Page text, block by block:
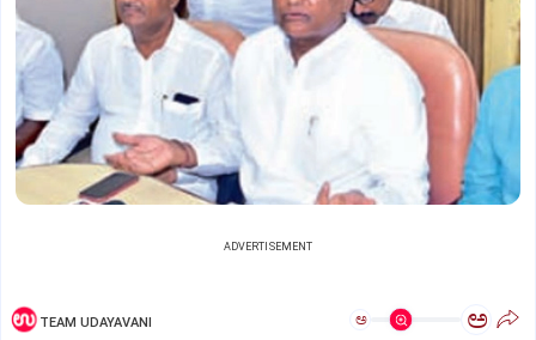
ADVERTISEMENT
TEAM UDAYAVANI ಅ ಅ